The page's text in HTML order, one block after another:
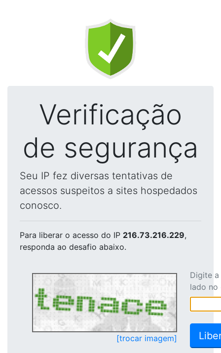
Verificação
de segurança
Seu IP fez diversas tentativas de
acessos suspeitos a sites hospedados
conosco.
Para liberar o acesso do IP 216.73.216.229,
responda ao desafio abaixo.
[trocar imagem]
Digite
lado no